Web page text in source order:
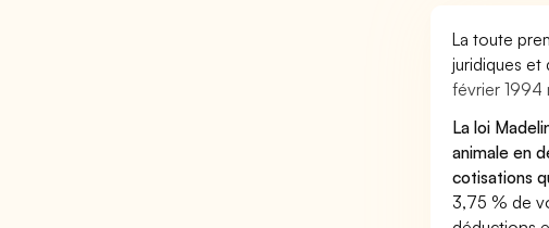
La toute
juridiques
février 1994
La loi
animale en
cotisations
3,75 % de